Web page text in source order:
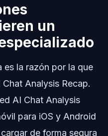
un
es la razón por la que
Analysis Recap.
AI Chat Analysis
para iOS y Android
de forma segura